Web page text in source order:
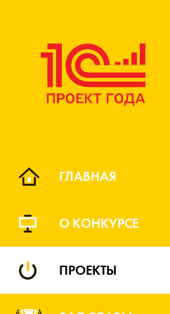
ГЛАВНАЯ
О КОНКУРСЕ
ПРОЕКТЫ